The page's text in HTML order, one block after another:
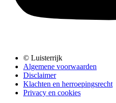
© Luisterrijk
Algemene voorwaarden
Disclaimer
Klachten en herroepingsrecht
Privacy en cookies